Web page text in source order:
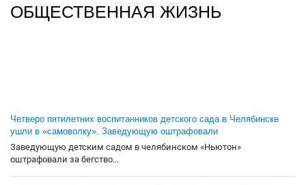
ОБЩЕСТВЕННАЯ ЖИЗНЬ
Четверо пятилетних воспитанников детского сада в Челябинске
ушли в «самоволку». Заведующую оштрафовали
Заведующую детским садом в челябинском «Ньютон»
оштрафовали за бегство...